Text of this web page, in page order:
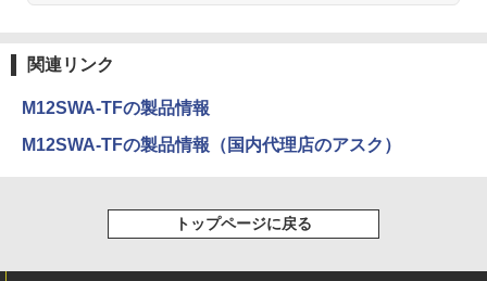
関連リンク
M12SWA-TFの製品情報
M12SWA-TFの製品情報（国内代理店のアスク）
トップページに戻る